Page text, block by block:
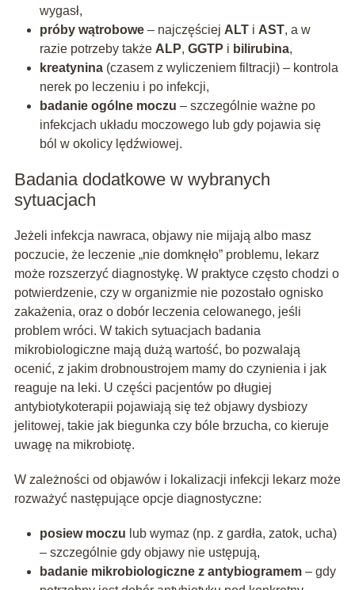
wygasł,
próby wątrobowe– najczęściej ALTi AST, a w
razie potrzeby także ALP, GGTP i bilirubina,
kreatynina(czasem z wyliczeniem filtracji) – kontrola
nerek po leczeniu i po infekcji,
badanie ogólne moczu – szczególnie ważne po
infekcjach układu moczowego lub gdy pojawia się
ból w okolicy lędźwiowej.
Badania dodatkowe w wybranych
sytuacjach
Jeżeli infekcja nawraca, objawy nie mijają albo masz
poczucie, że leczenie „nie domknęło” problemu, lekarz
może rozszerzyć diagnostykę. W praktyce często chodzi o
potwierdzenie, czy w organizmie nie pozostało ognisko
zakażenia, oraz o dobór leczenia celowanego, jeśli
problem wróci. W takich sytuacjach badania
mikrobiologiczne mają dużą wartość, bo pozwalają
ocenić, z jakim drobnoustrojem mamy do czynienia i jak
reaguje na leki. U części pacjentów po długiej
antybiotykoterapii pojawiają się też objawy dysbiozy
jelitowej, takie jak biegunka czy bóle brzucha, co kieruje
uwagę na mikrobiotę.
W zależności od objawów i lokalizacji infekcji lekarz może
rozważyć następujące opcje diagnostyczne:
posiew moczu lub wymaz (np. z gardła, zatok, ucha)
– szczególnie gdy objawy nie ustępują,
badanie mikrobiologiczne z antybiogramem– gdy